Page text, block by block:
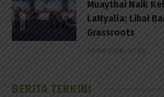
Muaythai Naik
LaNyalla: Lihai
Grassroots
06/08/2026 - 07:23
BERITA TERKINI